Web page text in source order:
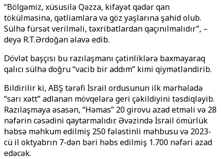
“Bölgəmiz, xüsusilə Qəzza, kifayət qədər qan
tökülməsinə, qətliamlara və göz yaşlarına şahid olub.
Sülhə fürsət verilməli, təxribatlardan qaçınılmalıdır”, –
deyə R.T.Ərdoğan əlavə edib.
Dövlət başçısı bu razılaşmanı çətinliklərə baxmayaraq
qalıcı sülhə doğru “vacib bir addım” kimi qiymətləndirib.
Bildirilir ki, ABŞ tərəfi İsrail ordusunun ilk mərhələdə
“sarı xətt” adlanan mövqelərə geri çəkildiyini təsdiqləyib.
Razılaşmaya əsasən, “Həmas” 20 girovu azad etməli və 28
nəfərin cəsədini qaytarmalıdır. Əvəzində İsrail ömürlük
həbsə məhkum edilmiş 250 fələstinli məhbusu və 2023-
cü il oktyabrın 7-dən bəri həbs edilmiş 1.700 nəfəri azad
edəcək.